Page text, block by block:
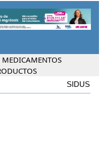
MEDICAMENTOS
SIDUS